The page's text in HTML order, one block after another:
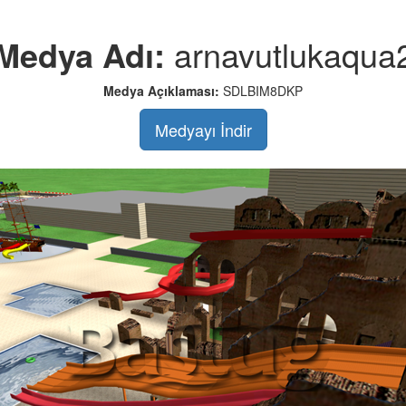
Adı:
Medya Açıklaması: SDLBIM8DKP
Medyayı İndir